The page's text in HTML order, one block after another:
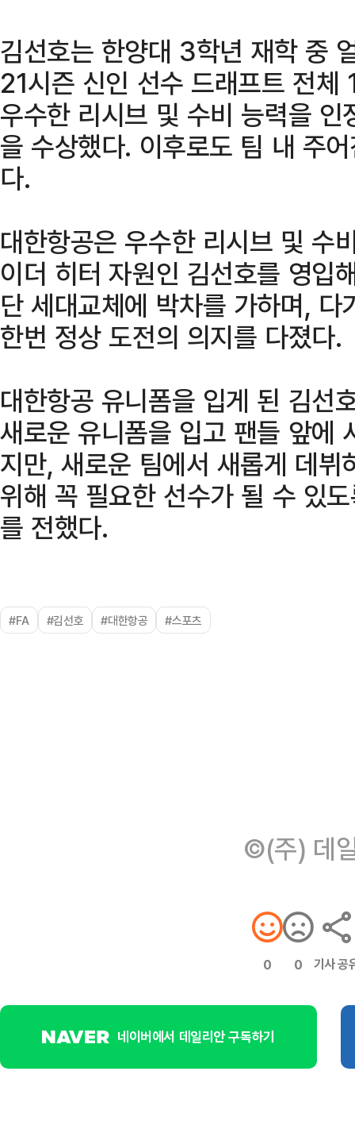
김선호는 한양대 3학년 재학 중
21시즌 신인 선수 드래프트 전체
우수한 리시브 및 수비 능력을
을 수상했다. 이후로도 팀 내 주
다.
대한항공은 우수한 리시브 및 수
이더 히터 자원인 김선호를 영입
단 세대교체에 박차를 가하며,
한번 정상 도전의 의지를 다졌다.
대한항공 유니폼을 입게 된 김선
새로운 유니폼을 입고 팬들 앞에
지만, 새로운 팀에서 새롭게 데
위해 꼭 필요한 선수가 될 수 있
를 전했다.
#FA #김선호 #대한항공 #스포츠
©(주) 데
0 0 기사 공
네이버에서 데일리안 구독하기